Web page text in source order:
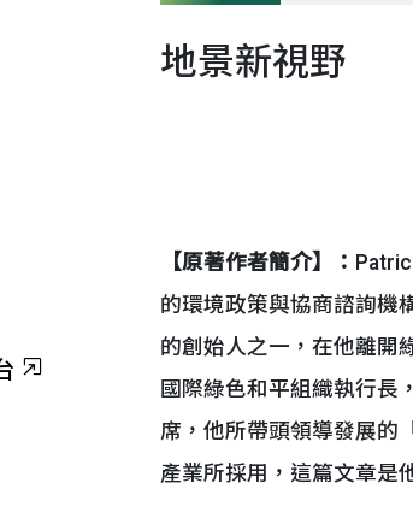
地景新視野
【原著作者簡介】：
的環境政策與協商諮詢機
的創始人之一，在他離開
國際綠色和平組織執行長
席，他所帶頭領導發展的
產業所採用，這篇文章是